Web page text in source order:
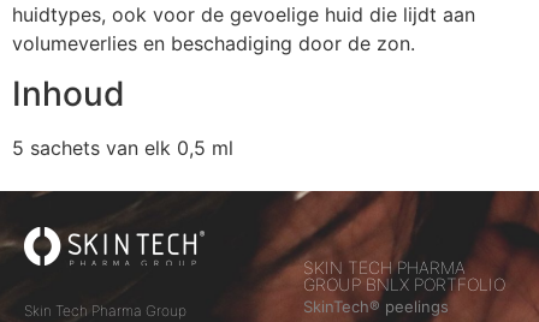
huidtypes, ook voor de gevoelige huid die lijdt aan
volumeverlies en beschadiging door de zon.
Inhoud
5 sachets van elk 0,5 ml
Skin Tech Pharma Group
SKIN TECH PHARMA
GROUP BNLX PORTFOLIO
SkinTech® peelings